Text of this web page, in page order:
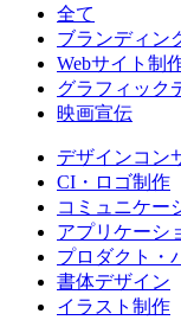
全て
ブランディン
Webサイト制
グラフィック
映画宣伝
デザインコン
CI・ロゴ制作
コミュニケー
アプリケーシ
プロダクト・
書体デザイン
イラスト制作